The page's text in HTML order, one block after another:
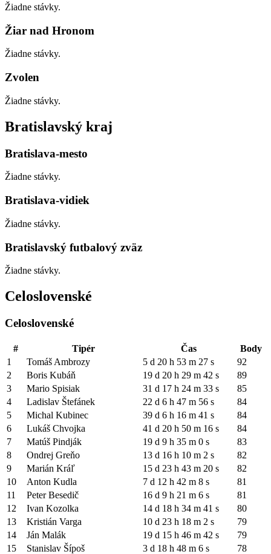
Žiadne stávky.
Žiar nad Hronom
Žiadne stávky.
Zvolen
Žiadne stávky.
Bratislavský kraj
Bratislava-mesto
Žiadne stávky.
Bratislava-vidiek
Žiadne stávky.
Bratislavský futbalový zväz
Žiadne stávky.
Celoslovenské
Celoslovenské
# Tipér Čas
Body
1
Tomáš Ambrozy 5 d 20 h 53 m 27 s
92
2
Boris Kubáň 19 d 20 h 29 m 42 s
89
3
Mario Spisiak 31 d 17 h 24 m 33 s
85
4
Ladislav Štefánek 22 d 6 h 47 m 56 s
84
5
Michal Kubinec 39 d 6 h 16 m 41 s
84
6
Lukáš Chvojka 41 d 20 h 50 m 16 s
84
7
Matúš Pindják 19 d 9 h 35 m 0 s
83
8
Ondrej Greňo 13 d 16 h 10 m 2 s
82
9
Marián Kráľ 15 d 23 h 43 m 20 s
82
10
Anton Kudla 7 d 12 h 42 m 8 s
81
11
Peter Besedič 16 d 9 h 21 m 6 s
81
12
Ivan Kozolka 14 d 18 h 34 m 41 s
80
13
Kristián Varga 10 d 23 h 18 m 2 s
79
14
Ján Malák 19 d 15 h 46 m 42 s
79
15
Stanislav Šípoš 3 d 18 h 48 m 6 s
78